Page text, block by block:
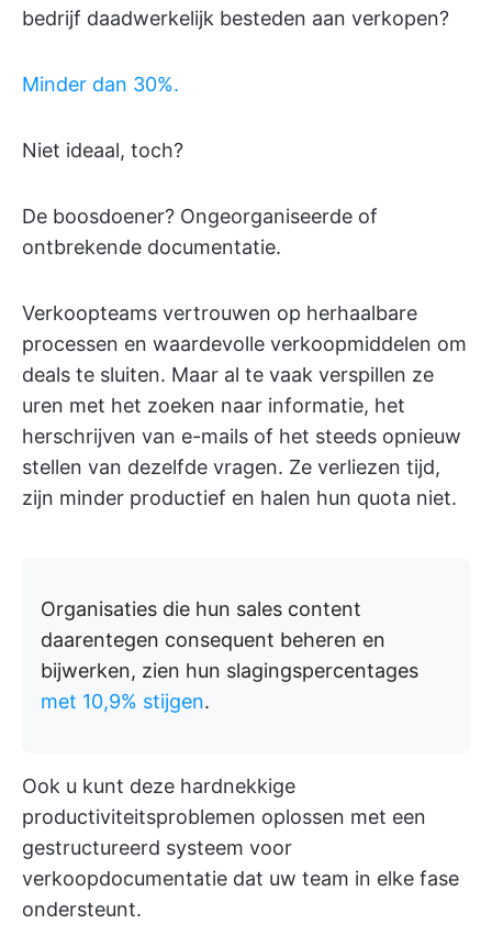
bedrijf daadwerkelijk besteden aan verkopen?
Minder dan 30%.
Niet ideaal, toch?
De boosdoener? Ongeorganiseerde of
ontbrekende documentatie.
Verkoopteams vertrouwen op herhaalbare
processen en waardevolle verkoopmiddelen om
deals te sluiten. Maar al te vaak verspillen ze
uren met het zoeken naar informatie, het
herschrijven van e-mails of het steeds opnieuw
stellen van dezelfde vragen. Ze verliezen tijd,
zijn minder productief en halen hun quota niet.
Organisaties die hun sales content
daarentegen consequent beheren en
bijwerken, zien hun slagingspercentages
met 10,9% stijgen.
Ook u kunt deze hardnekkige
productiviteitsproblemen oplossen met een
gestructureerd systeem voor
verkoopdocumentatie dat uw team in elke fase
ondersteunt.